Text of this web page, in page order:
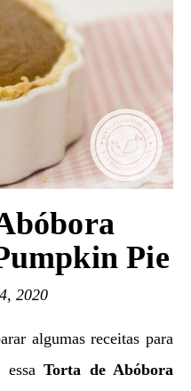
Pie
2020
Torta de Abóbora